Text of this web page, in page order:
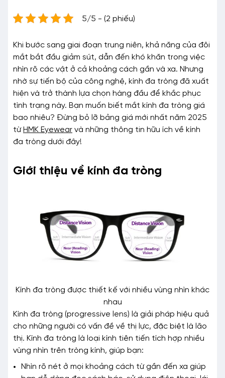
5/5 - (2 phiếu)
Khi bước sang giai đoạn trung niên, khả năng của đôi
mắt bắt đầu giảm sút, dẫn đến khó khăn trong việc
nhìn rõ các vật ở cả khoảng cách gần và xa. Nhưng
nhờ sự tiến bộ của công nghệ, kính đa tròng đã xuất
hiện và trở thành lựa chọn hàng đầu để khắc phục
tình trạng này. Bạn muốn biết mắt kính đa tròng giá
bao nhiêu? Đừng bỏ lỡ bảng giá mới nhất năm 2025
từ HMK Eyewear và những thông tin hữu ích về kính
đa tròng dưới đây!
Giới thiệu về kính đa tròng
Kính đa tròng được thiết kế với nhiều vùng nhìn khác
nhau
Kính đa tròng (progressive lens) là giải pháp hiệu quả
cho những người có vấn đề về thị lực, đặc biệt là lão
thị. Kính đa tròng là loại kính tiên tiến tích hợp nhiều
vùng nhìn trên tròng kính, giúp bạn:
Nhìn rõ nét ở mọi khoảng cách từ gần đến xa giúp